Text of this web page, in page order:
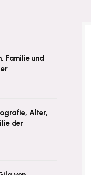
Familie und
Alter,
der